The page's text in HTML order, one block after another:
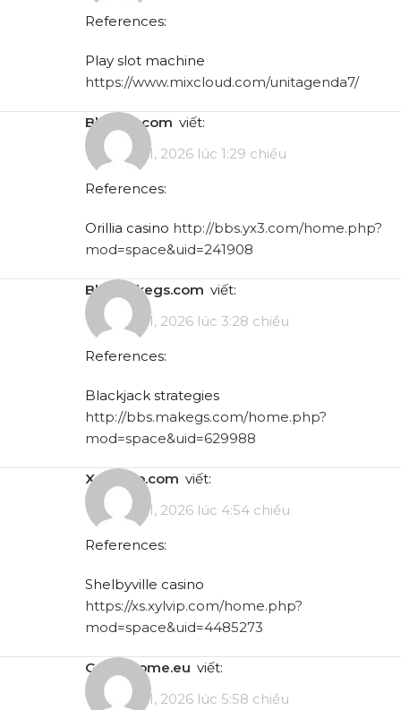
References:
Play slot machine
https://www.mixcloud.com/unitagenda7/
bbs.yx3.com viết:
Tháng 5 11, 2026 lúc 1:29 chiều
References:
Orillia casino http://bbs.yx3.com/home.php?
mod=space&uid=241908
bbs.makegs.com viết:
Tháng 5 11, 2026 lúc 3:28 chiều
References:
Blackjack strategies
http://bbs.makegs.com/home.php?
mod=space&uid=629988
xs.xylvip.com viết:
Tháng 5 11, 2026 lúc 4:54 chiều
References:
Shelbyville casino
https://xs.xylvip.com/home.php?
mod=space&uid=4485273
gaiaathome.eu viết:
Tháng 5 11, 2026 lúc 5:58 chiều